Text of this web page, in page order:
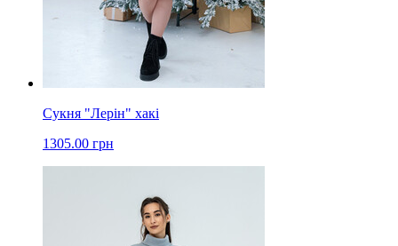
Сукня "Лерін" хакі
1305.00 грн